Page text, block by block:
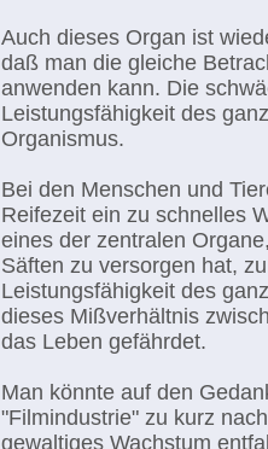
Auch dieses Organ ist
daß man die gleiche
anwenden kann. Die
Leistungsfähigkeit des
Organismus.
Bei den Menschen und
Reifezeit ein zu schnelles
eines der zentralen
Säften zu versorgen hat,
Leistungsfähigkeit des
dieses Mißverhältnis
das Leben gefährdet.
Man könnte auf den
"Filmindustrie" zu kurz
gewaltiges Wachstum